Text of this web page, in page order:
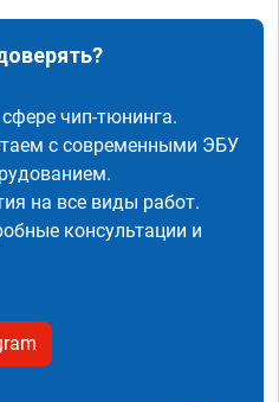
чип-тюнинга.
с современными ЭБУ
на все виды работ.
консультации и